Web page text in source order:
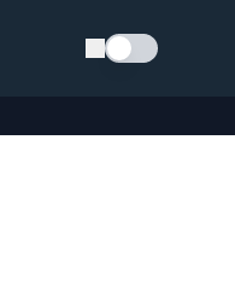
Schimba tema